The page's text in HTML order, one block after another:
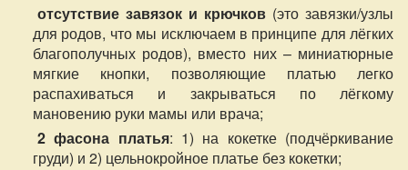
отсутствие завязок и крючков (это завязки/узлы
для родов, что мы исключаем в принципе для лёгких
благополучных родов), вместо них – миниатюрные
мягкие кнопки, позволяющие платью легко
распахиваться и закрываться по лёгкому
мановению руки мамы или врача;
2 фасона платья: 1) на кокетке (подчёркивание
груди) и 2) цельнокройное платье без кокетки;